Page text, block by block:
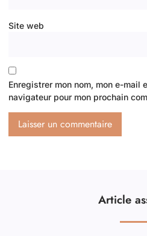
Site web
Enregistrer mon nom, mon e-mail
navigateur pour mon prochain
Article